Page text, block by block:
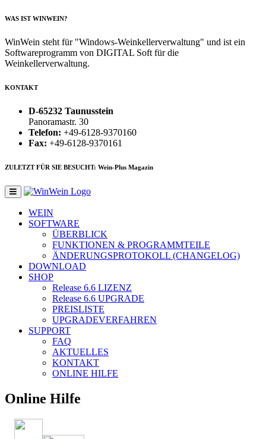
WAS IST WINWEIN?
WinWein steht für "Windows-Weinkellerverwaltung" und ist ein
Softwareprogramm von DIGITAL Soft für die
Weinkellerverwaltung.
KONTAKT
D-65232 Taunusstein
Panoramastr. 30
Telefon: +49-6128-9370160
Fax: +49-6128-9370161
ZULETZT FÜR SIE BESUCHT: Wein-Plus Magazin
WEIN
SOFTWARE
ÜBERBLICK
FUNKTIONEN & PROGRAMMTEILE
ÄNDERUNGSPROTOKOLL (CHANGELOG)
DOWNLOAD
SHOP
Release 6.6 LIZENZ
Release 6.6 UPGRADE
PREISLISTE
UPGRADEVERFAHREN
SUPPORT
FAQ
AKTUELLES
KONTAKT
ONLINE HILFE
Online Hilfe